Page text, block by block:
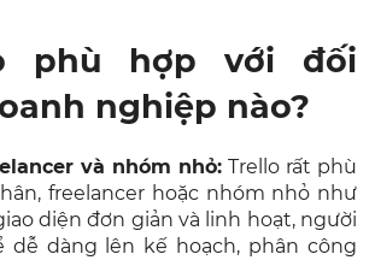
phù hợp với đối
nghiệp nào?
và nhóm nhỏ: Trello rất phù
freelancer hoặc nhóm nhỏ như
diện đơn giản và linh hoạt, người
dễ dàng lên kế hoạch, phân công